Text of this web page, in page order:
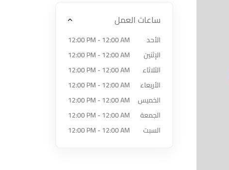
ساعات العمل
الأحد
12:00 PM - 12:00 AM
الإثنين
12:00 PM - 12:00 AM
الثلاثاء
12:00 PM - 12:00 AM
الأربعاء
12:00 PM - 12:00 AM
الخميس
12:00 PM - 12:00 AM
الجمعة
12:00 PM - 12:00 AM
السبت
12:00 PM - 12:00 AM